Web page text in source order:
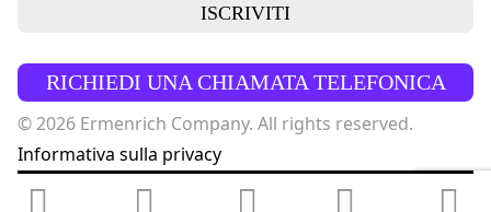
ISCRIVITI
RICHIEDI UNA CHIAMATA TELEFONICA
© 2026 Ermenrich Company. All rights reserved.
Informativa sulla privacy